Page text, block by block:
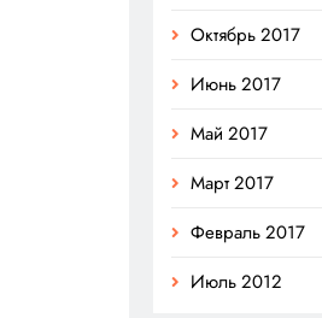
Октябрь 2017
Июнь 2017
Май 2017
Март 2017
Февраль 2017
Июль 2012